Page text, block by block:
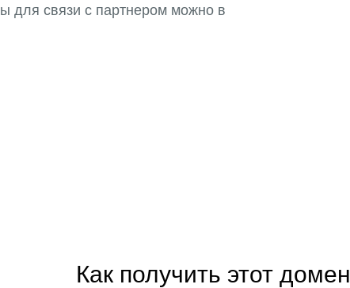
для связи с партнером можно в
Как получить этот домен